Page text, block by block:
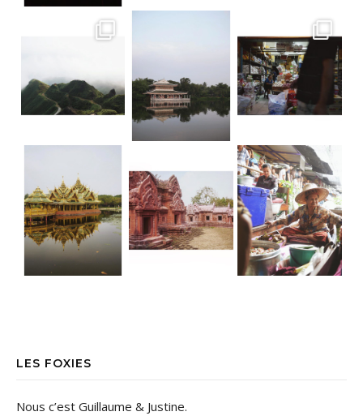
LES FOXIES
Nous c’est Guillaume & Justine.